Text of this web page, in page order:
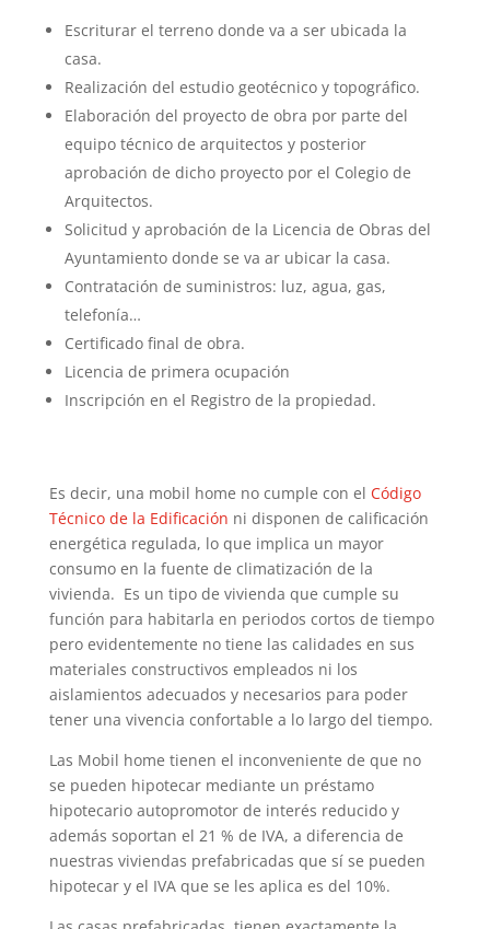
Escriturar el terreno donde va a ser ubicada la
casa.
Realización del estudio geotécnico y topográfico.
Elaboración del proyecto de obra por parte del
equipo técnico de arquitectos y posterior
aprobación de dicho proyecto por el Colegio de
Arquitectos.
Solicitud y aprobación de la Licencia de Obras del
Ayuntamiento donde se va ar ubicar la casa.
Contratación de suministros: luz, agua, gas,
telefonía…
Certificado final de obra.
Licencia de primera ocupación
Inscripción en el Registro de la propiedad.
Es decir, una mobil home no cumple con el Código
Técnico de la Edificación ni disponen de calificación
energética regulada, lo que implica un mayor
consumo en la fuente de climatización de la
vivienda. Es un tipo de vivienda que cumple su
función para habitarla en periodos cortos de tiempo
pero evidentemente no tiene las calidades en sus
materiales constructivos empleados ni los
aislamientos adecuados y necesarios para poder
tener una vivencia confortable a lo largo del tiempo.
Las Mobil home tienen el inconveniente de que no
se pueden hipotecar mediante un préstamo
hipotecario autopromotor de interés reducido y
además soportan el 21 % de IVA, a diferencia de
nuestras viviendas prefabricadas que sí se pueden
hipotecar y el IVA que se les aplica es del 10%.